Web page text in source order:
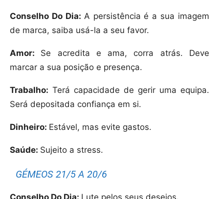
Conselho Do Dia: A persistência é a sua imagem
de marca, saiba usá-la a seu favor.
Amor: Se acredita e ama, corra atrás. Deve
marcar a sua posição e presença.
Trabalho: Terá capacidade de gerir uma equipa.
Será depositada confiança em si.
Dinheiro: Estável, mas evite gastos.
Saúde: Sujeito a stress.
GÉMEOS 21/5 A 20/6